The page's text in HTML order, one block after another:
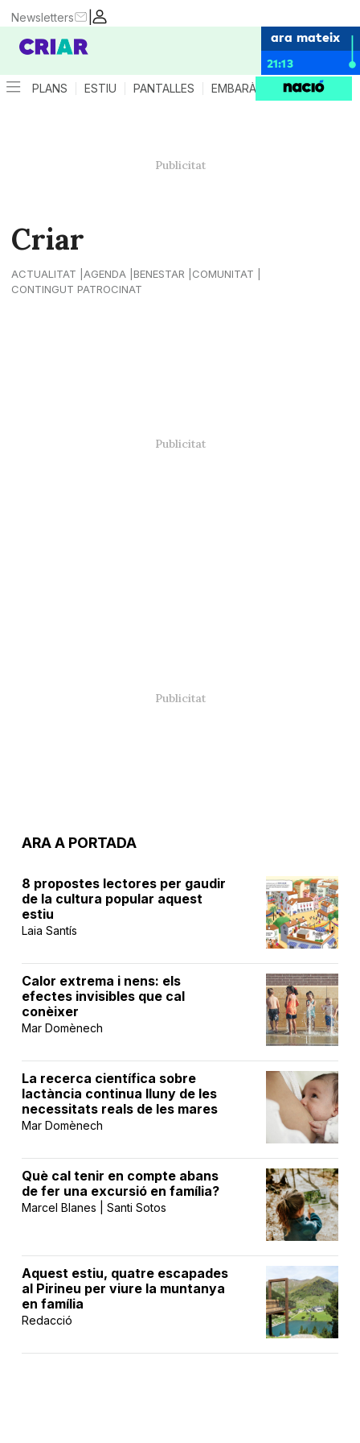
|
Newsletters
ara mateix
21:13
PLANS ESTIU PANTALLES EMBARÀS CRIANÇA
Criar
ACTUALITAT AGENDA BENESTAR
COMUNITAT
CONTINGUT PATROCINAT
ARA A PORTADA
8 propostes lectores per gaudir
de la cultura popular aquest
estiu
Laia Santís
Calor extrema i nens: els
efectes invisibles que cal
conèixer
Mar Domènech
La recerca científica sobre
lactància continua lluny de les
necessitats reals de les mares
Mar Domènech
Què cal tenir en compte abans
de fer una excursió en família?
Marcel Blanes | Santi Sotos
Aquest estiu, quatre escapades
al Pirineu per viure la muntanya
en família
Redacció